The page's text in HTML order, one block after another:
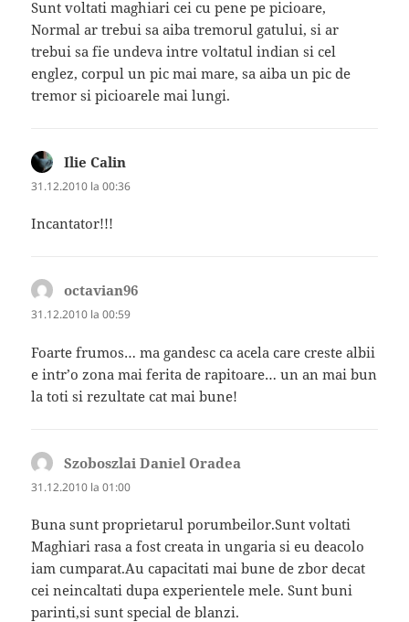
Sunt voltati maghiari cei cu pene pe picioare,
Normal ar trebui sa aiba tremorul gatului, si ar
trebui sa fie undeva intre voltatul indian si cel
englez, corpul un pic mai mare, sa aiba un pic de
tremor si picioarele mai lungi.
Ilie Calin
31.12.2010 la 00:36
Incantator!!!
octavian96
31.12.2010 la 00:59
Foarte frumos… ma gandesc ca acela care creste albii
e intr’o zona mai ferita de rapitoare… un an mai bun
la toti si rezultate cat mai bune!
Szoboszlai Daniel Oradea
31.12.2010 la 01:00
Buna sunt proprietarul porumbeilor.Sunt voltati
Maghiari rasa a fost creata in ungaria si eu deacolo
iam cumparat.Au capacitati mai bune de zbor decat
cei neincaltati dupa experientele mele. Sunt buni
parinti,si sunt special de blanzi.